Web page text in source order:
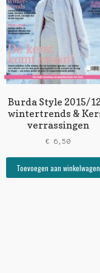
Burda Style 2015/
wintertrends &
verrassingen
€ 6,50
Toevoegen aan winkelwagen